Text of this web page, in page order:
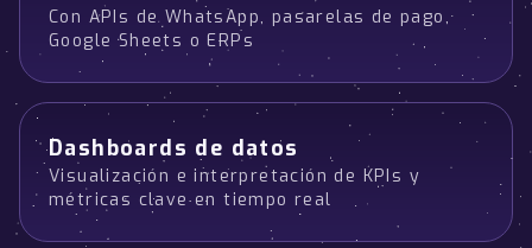
Con APIs de WhatsApp, pasarelas de pago,
Google Sheets o ERPs
Dashboards de datos
Visualización e interpretación de KPIs y
métricas clave en tiempo real